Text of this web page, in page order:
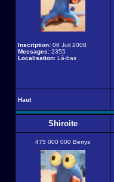
Inscription: 06 Juil 2008
Messages: 2355
Localisation: Là-bas
Haut
Shiroite
475 000 000 Berrys